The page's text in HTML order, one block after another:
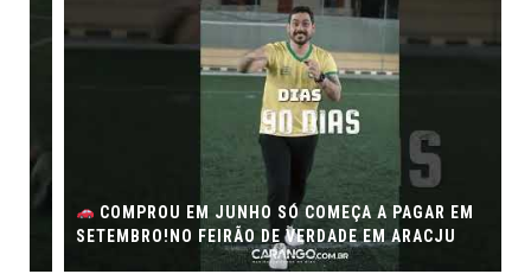
COMPROU EM JUNHO SÓ COMEÇA A PAGAR EM
SETEMBRO!NO FEIRÃO DE VERDADE EM ARACJU